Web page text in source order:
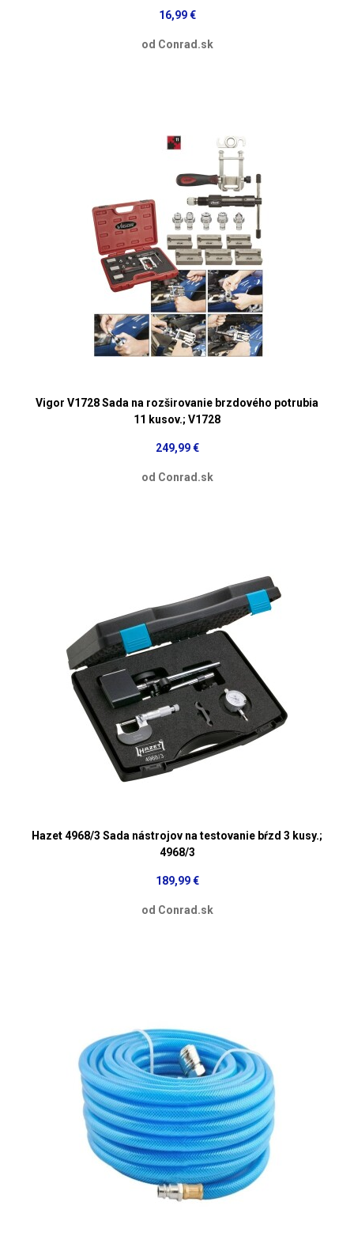
16,99 €
od Conrad.sk
Vigor V1728 Sada na rozširovanie brzdového potrubia
11 kusov.; V1728
249,99 €
od Conrad.sk
Hazet 4968/3 Sada nástrojov na testovanie bŕzd 3 kusy.;
4968/3
189,99 €
od Conrad.sk